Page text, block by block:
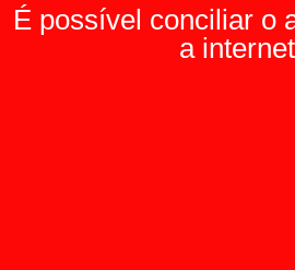
É possível conciliar o
a